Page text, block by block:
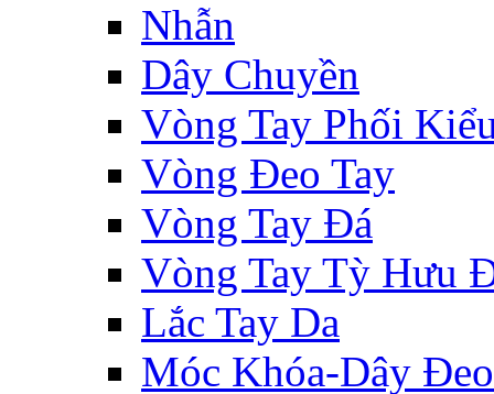
Nhẫn
Dây Chuyền
Vòng Tay Phối
Vòng Đeo Tay
Vòng Tay Đá
Vòng Tay Tỳ Hưu
Lắc Tay Da
Móc Khóa-Dây Đeo